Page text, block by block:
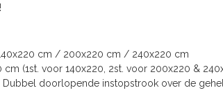
cm / 200x220 cm / 240x220 cm
cm (1st. voor 140x220, 2st. voor 200x220 &
Dubbel doorlopende instopstrook over de